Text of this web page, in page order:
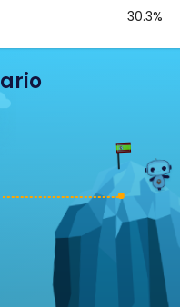
30.3%